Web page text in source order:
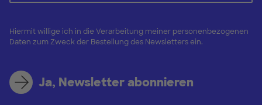
Hiermit willige ich in die Verarbeitung meiner personenbezogenen
Daten zum Zweck der Bestellung des Newsletters ein.
Ja, Newsletter abonnieren